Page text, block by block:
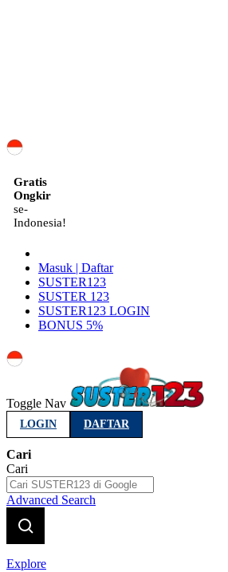
Gratis
Ongkir
se-
Indonesia!
Masuk | Daftar
SUSTER123
SUSTER 123
SUSTER123 LOGIN
BONUS 5%
Toggle Nav
LOGIN DAFTAR
Cari
Cari
Advanced Search
Explore